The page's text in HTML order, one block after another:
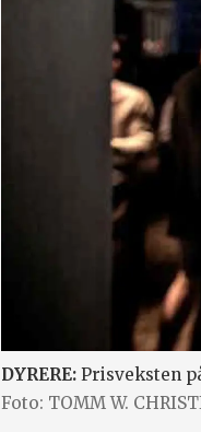
DYRERE: Prisveksten
Foto: TOMM W.